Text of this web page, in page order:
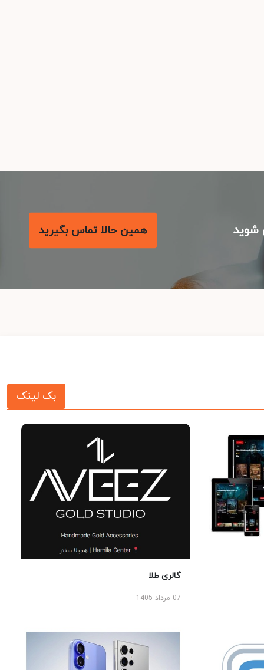
همین حالا تماس بگیرید
بک لینک
گالری طلا
07 مرداد 1405